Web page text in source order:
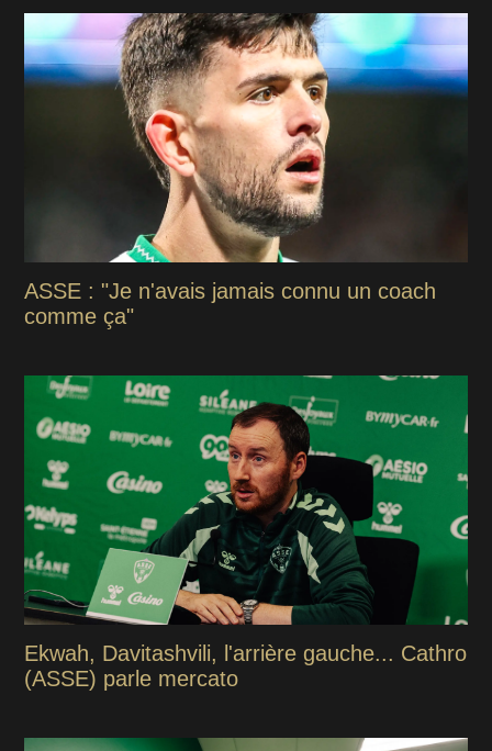
ASSE : "Je n'avais jamais connu un coach
comme ça"
Ekwah, Davitashvili, l'arrière gauche... Cathro
(ASSE) parle mercato